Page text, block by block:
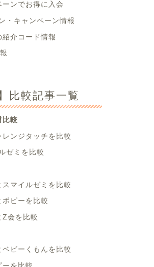
ンでお得に入会
・キャンペーン情報
紹介コード情報
比較記事一覧
比較
ンジタッチを比較
ゼミを比較
マイルゼミを比較
ピーを比較
Z会を比較
ビーくもんを比較